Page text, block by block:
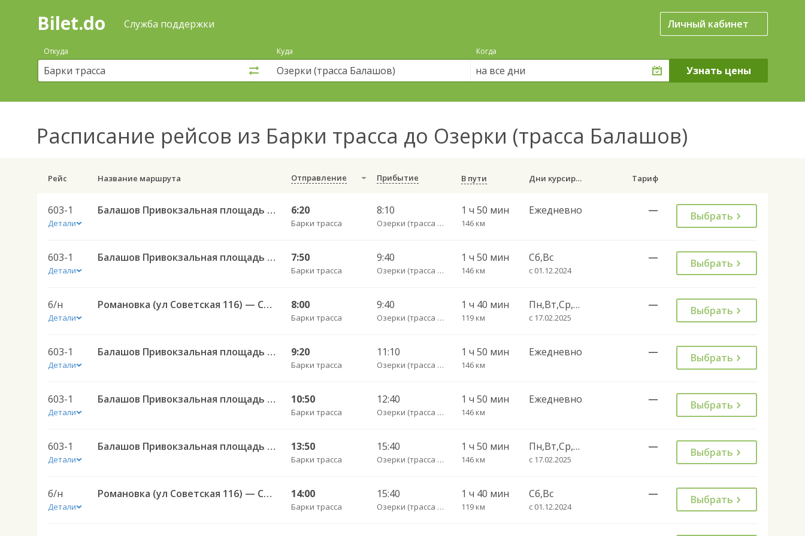
Поиск
покупка
билетов
автобус
онлайн
Bilet.do Служба поддержки Личный кабинет
Откуда Куда Когда
на все дни
Расписание рейсов из Барки трасса до Озерки (трасса Балашов)
Рейс Название маршрута Отправление Прибытие В пути Дни курсирования Тариф
603-1
Детали
Балашов Привокзальная площадь 7 — Саратов АВ Центральный (ул им Пугачева 179 А) 603-1 6:20
Барки трасса
8:10
Озерки (трасса Балашов)
1 ч 50 мин
146 км
Ежедневно — Выбрать
603-1
Детали
Балашов Привокзальная площадь 7 — Саратов АВ Центральный (ул им Пугачева 179 А) 603-1 7:50
Барки трасса
9:40
Озерки (трасса Балашов)
1 ч 50 мин
146 км
Сб,Вс
с 01.12.2024
— Выбрать
б/н
Детали
Романовка (ул Советская 116) — Саратов АВ Центральный (ул им Пугачева 179 А) 8:00
Барки трасса
9:40
Озерки (трасса Балашов)
1 ч 40 мин
119 км
Пн,Вт,Ср,Чт,Пт
с 17.02.2025
— Выбрать
603-1
Детали
Балашов Привокзальная площадь 7 — Саратов АВ Центральный (ул им Пугачева 179 А) 603-1 9:20
Барки трасса
11:10
Озерки (трасса Балашов)
1 ч 50 мин
146 км
Ежедневно — Выбрать
603-1
Детали
Балашов Привокзальная площадь 7 — Саратов АВ Центральный (ул им Пугачева 179 А) 603-1 10:50
Барки трасса
12:40
Озерки (трасса Балашов)
1 ч 50 мин
146 км
Ежедневно — Выбрать
603-1
Детали
Балашов Привокзальная площадь 7 — Саратов АВ Центральный (ул им Пугачева 179 А) 603-1 13:50
Барки трасса
15:40
Озерки (трасса Балашов)
1 ч 50 мин
146 км
Пн,Вт,Ср,Чт,Пт
с 17.02.2025
— Выбрать
б/н
Детали
Романовка (ул Советская 116) — Саратов АВ Центральный (ул им Пугачева 179 А) 14:00
Барки трасса
15:40
Озерки (трасса Балашов)
1 ч 40 мин
119 км
Сб,Вс
с 01.12.2024
— Выбрать